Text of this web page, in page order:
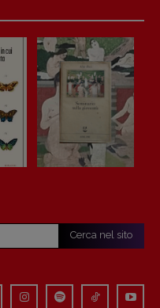
Cerca nel sito